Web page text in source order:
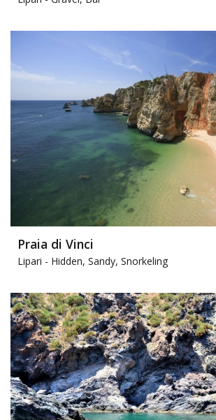
Praia di Vinci
Lipari - Hidden, Sandy, Snorkeling